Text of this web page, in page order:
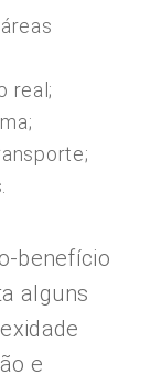
real;
benefício
alguns
e